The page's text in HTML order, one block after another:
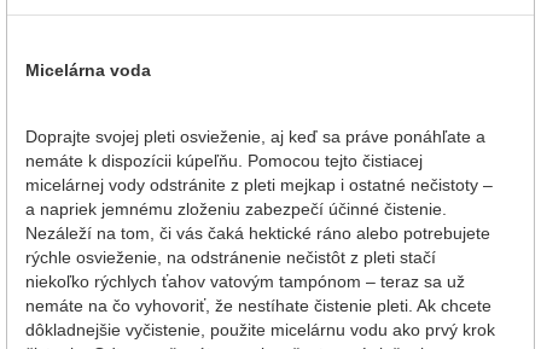
Micelárna voda
Doprajte svojej pleti osvieženie, aj keď sa práve ponáhľate a
nemáte k dispozícii kúpeľňu. Pomocou tejto čistiacej
micelárnej vody odstránite z pleti mejkap i ostatné nečistoty –
a napriek jemnému zloženiu zabezpečí účinné čistenie.
Nezáleží na tom, či vás čaká hektické ráno alebo potrebujete
rýchle osvieženie, na odstránenie nečistôt z pleti stačí
niekoľko rýchlych ťahov vatovým tampónom – teraz sa už
nemáte na čo vyhovoriť, že nestíhate čistenie pleti. Ak chcete
dôkladnejšie vyčistenie, použite micelárnu vodu ako prvý krok